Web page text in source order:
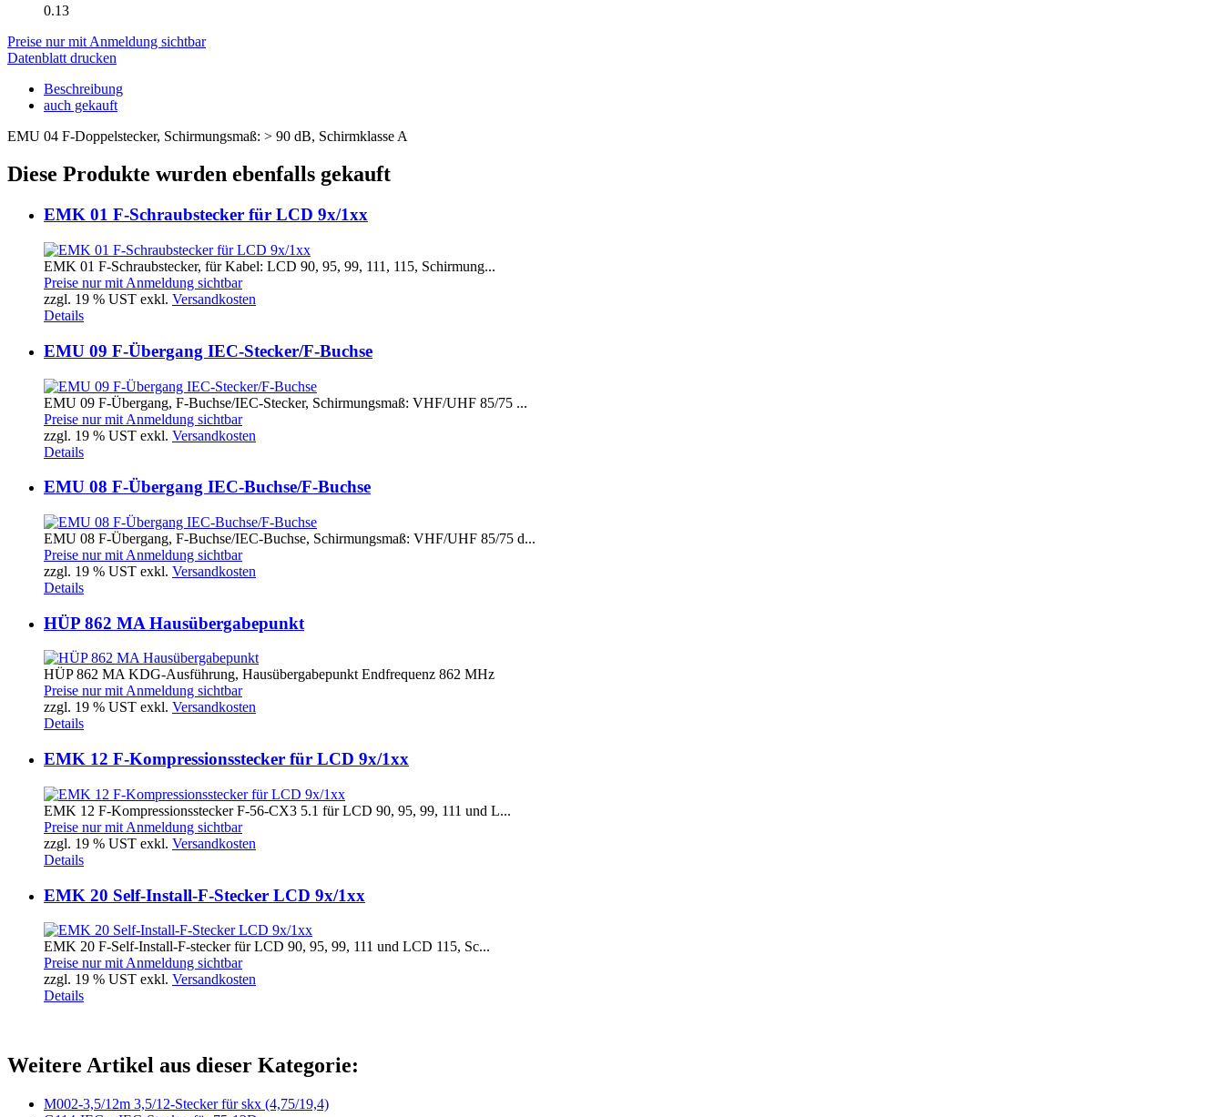
0.13
Preise nur mit Anmeldung sichtbar
Datenblatt drucken
Beschreibung
auch gekauft
EMU 04 F-Doppelstecker, Schirmungsmaß: > 90 dB, Schirmklasse A
Diese Produkte wurden ebenfalls gekauft
EMK 01 F-Schraubstecker für LCD 9x/1xx
EMK 01 F-Schraubstecker, für Kabel: LCD 90, 95, 99, 111, 115, Schirmung...
Preise nur mit Anmeldung sichtbar
zzgl. 19 % UST exkl. Versandkosten
Details
EMU 09 F-Übergang IEC-Stecker/F-Buchse
EMU 09 F-Übergang, F-Buchse/IEC-Stecker, Schirmungsmaß: VHF/UHF 85/75 ...
Preise nur mit Anmeldung sichtbar
zzgl. 19 % UST exkl. Versandkosten
Details
EMU 08 F-Übergang IEC-Buchse/F-Buchse
EMU 08 F-Übergang, F-Buchse/IEC-Buchse, Schirmungsmaß: VHF/UHF 85/75 d...
Preise nur mit Anmeldung sichtbar
zzgl. 19 % UST exkl. Versandkosten
Details
HÜP 862 MA Hausübergabepunkt
HÜP 862 MA KDG-Ausführung, Hausübergabepunkt Endfrequenz 862 MHz
Preise nur mit Anmeldung sichtbar
zzgl. 19 % UST exkl. Versandkosten
Details
EMK 12 F-Kompressionsstecker für LCD 9x/1xx
EMK 12 F-Kompressionsstecker F-56-CX3 5.1 für LCD 90, 95, 99, 111 und L...
Preise nur mit Anmeldung sichtbar
zzgl. 19 % UST exkl. Versandkosten
Details
EMK 20 Self-Install-F-Stecker LCD 9x/1xx
EMK 20 F-Self-Install-F-stecker für LCD 90, 95, 99, 111 und LCD 115, Sc...
Preise nur mit Anmeldung sichtbar
zzgl. 19 % UST exkl. Versandkosten
Details
Weitere Artikel aus dieser Kategorie:
M002-3,5/12m 3,5/12-Stecker für skx (4,75/19,4)